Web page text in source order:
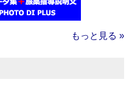
もっと見る »